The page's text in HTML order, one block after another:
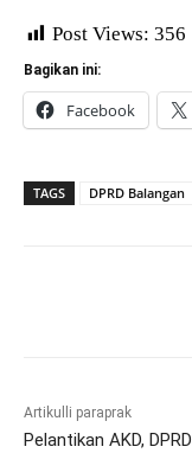
Post Views: 356
Bagikan ini:
Facebook
TAGS DPRD Balangan
Artikulli paraprak
Pelantikan AKD, DPRD